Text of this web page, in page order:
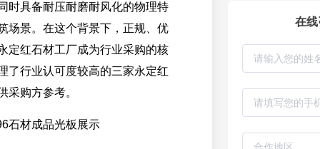
时具备耐压耐磨耐风化的物理特
场景。在这个背景下，正规、优
定红石材工厂成为行业采购的核
了行业认可度较高的三家永定红
采购方参考。
石材成品光板展示
在